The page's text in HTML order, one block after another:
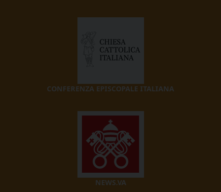
CONFERENZA EPISCOPALE ITALIANA
NEWS.VA